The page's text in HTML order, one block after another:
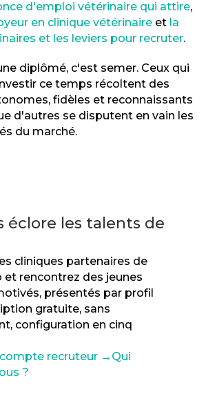
d'emploi vétérinaire qui attire,
en clinique vétérinaire et la
et les leviers pour recruter.
diplômé, c'est semer. Ceux qui
ce temps récoltent des
fidèles et reconnaissants
d'autres se disputent en vain les
du marché.
éclore les talents de
cliniques partenaires de
et rencontrez des jeunes
présentés par profil
gratuite, sans
configuration en cinq
recruteur → Qui
?